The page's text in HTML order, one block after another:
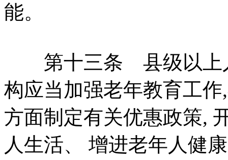
能。
第十三条 县级以上人
构应当加强老年教育工
方面制定有关优惠政策,
人生活、 增进老年人健